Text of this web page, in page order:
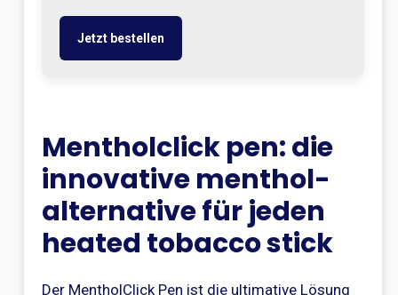
Jetzt bestellen
Mentholclick pen: die
innovative menthol-
alternative für jeden
heated tobacco stick
Der MentholClick Pen ist die ultimative Lösung